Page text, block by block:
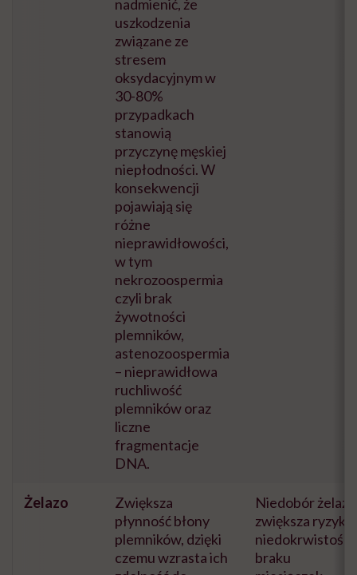
nadmienić, że
uszkodzenia
związane ze
stresem
oksydacyjnym w
30-80%
przypadkach
stanowią
przyczynę męskiej
niepłodności. W
konsekwencji
pojawiają się
różne
nieprawidłowości,
w tym
nekrozoospermia
czyli brak
żywotności
plemników,
astenozoospermia
– nieprawidłowa
ruchliwość
plemników oraz
liczne
fragmentacje
DNA.
Żelazo
Zwiększa
płynność błony
plemników, dzięki
czemu wzrasta ich
Niedobór żelaza
zwiększa ryzyko
niedokrwistości
braku